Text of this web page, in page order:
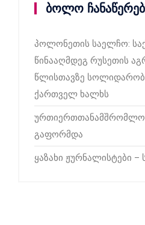
ბოლო
პოლონეთის საელჩო:
წინააღმდეგ რუსეთის
წლისთავზე
ქართველ ხალხს
გაფორმდა
ყაზახი ჟურნალისტები